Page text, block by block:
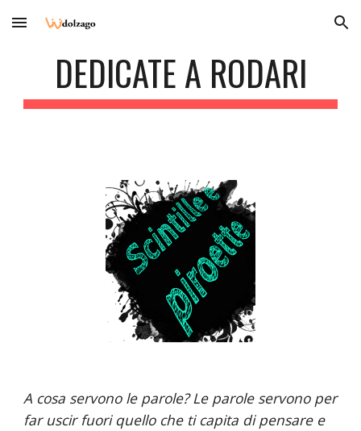
Skip to main content Skip to navigation
DEDICATE A RODARI
A cosa servono le parole? Le parole servono per
far uscir fuori quello che ti capita di pensare e